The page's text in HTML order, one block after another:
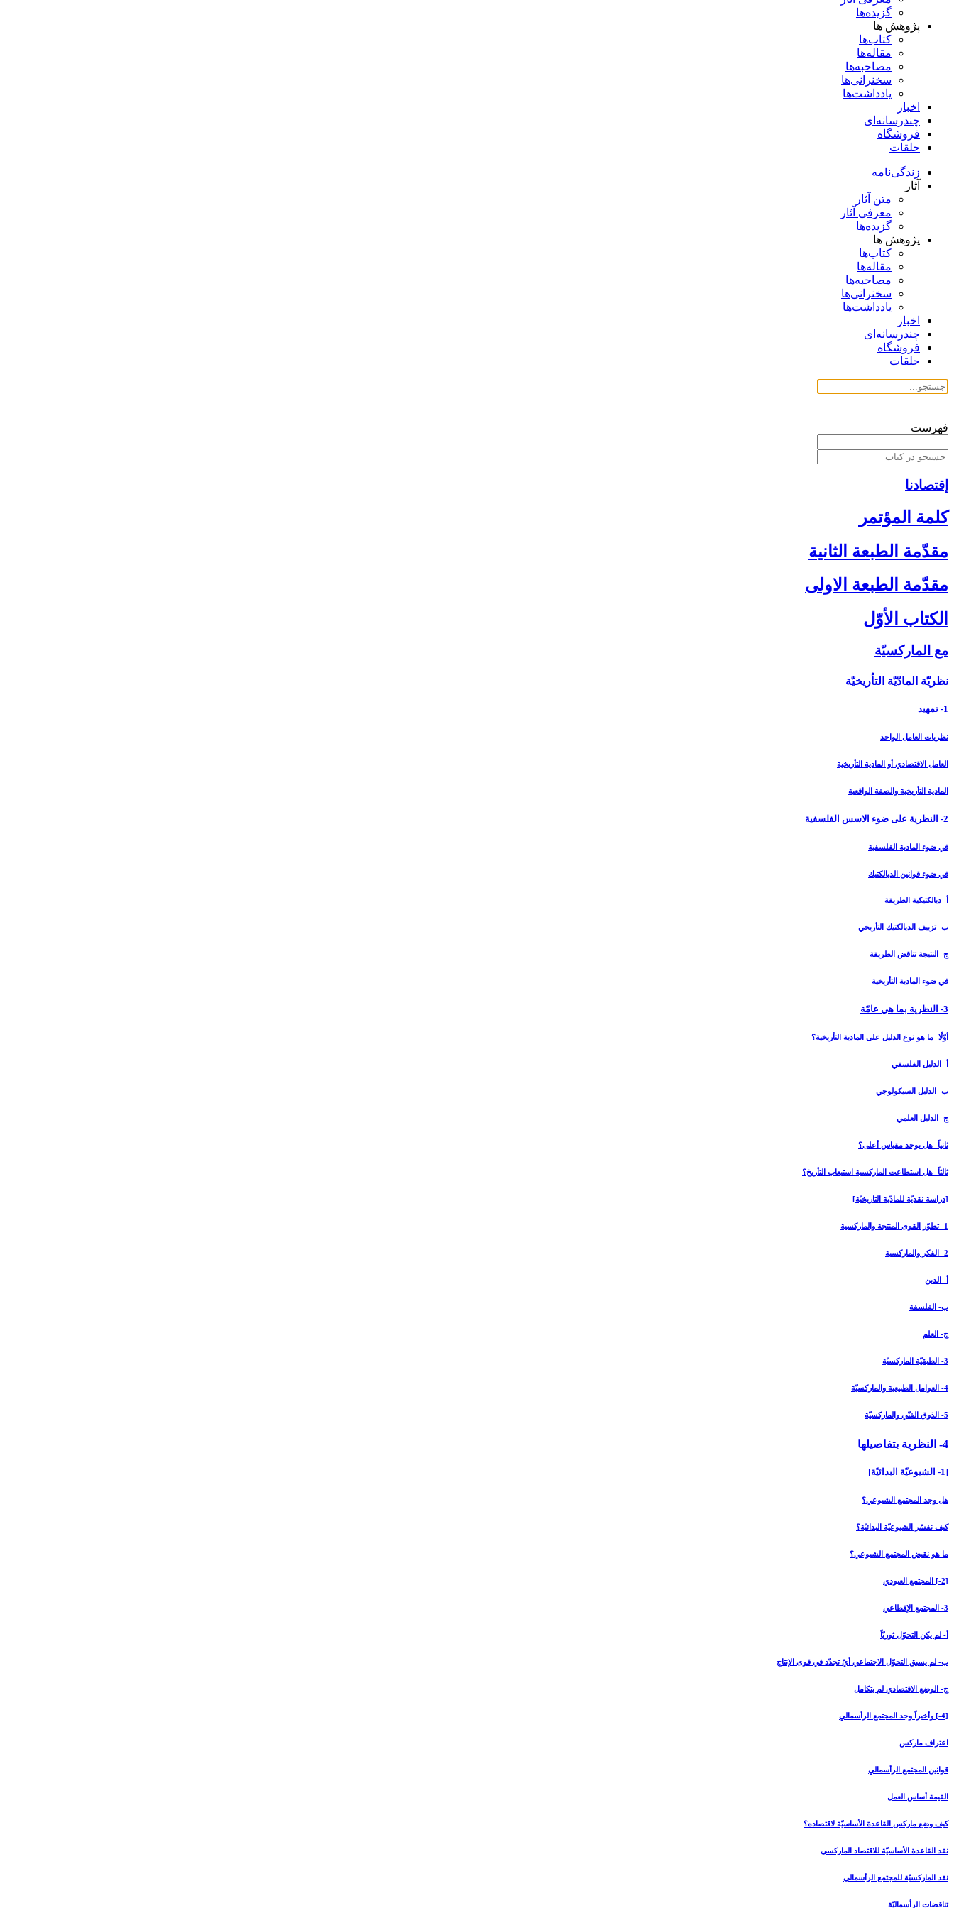
گزیده‌ها
پژوهش ها
کتاب‌ها
مقاله‌ها
مصاحبه‌ها
سخنرانی‌ها
یادداشت‌ها
اخبار
چندرسانه‌ای
فروشگاه
حلقات
زندگی‌نامه
آثار
متن آثار
معرفی آثار
گزیده‌ها
پژوهش ها
کتاب‌ها
مقاله‌ها
مصاحبه‌ها
سخنرانی‌ها
یادداشت‌ها
اخبار
چندرسانه‌ای
فروشگاه
حلقات
فهرست
إقتصادنا
كلمة المؤتمر
مقدّمة الطبعة الثانية
مقدّمة الطبعة الاولى‏
الكتاب الأوّل‏
مع الماركسيّة
نظريّة المادّيّة التأريخيّة
1- تمهيد
نظريات العامل الواحد
العامل الاقتصادي أو المادية التأريخية
المادية التأريخية والصفة الواقعية
2- النظرية على ضوء الاسس الفلسفية
في ضوء المادية الفلسفية
في ضوء قوانين الديالكتيك
أ- ديالكتيكية الطريقة
ب- تزييف الديالكتيك التأريخي
ج- النتيجة تناقض الطريقة
في ضوء المادية التأريخية
3- النظرية بما هي عامّة
أوّلًا- ما هو نوع الدليل على المادية التأريخية؟
أ- الدليل الفلسفي
ب- الدليل السيكولوجي
ج- الدليل العلمي
ثانياً- هل يوجد مقياس أعلى؟
ثالثاً- هل استطاعت الماركسية استيعاب التأريخ؟
[دراسة نقديّة للمادّية التاريخيّة]
1- تطوّر القوى المنتجة والماركسية
2- الفكر والماركسية
أ- الدين
ب- الفلسفة
ج- العلم
3- الطبقيّة الماركسيّة
4- العوامل الطبيعية والماركسيّة
5- الذوق الفنّي والماركسيّة
4- النظرية بتفاصيلها
[1- الشيوعيّة البدائيّة]
هل وجد المجتمع الشيوعي؟
كيف نفسّر الشيوعيّة البدائيّة؟
ما هو نقيض المجتمع الشيوعي؟
[2-] المجتمع العبودي‏
3- المجتمع الإقطاعي‏
أ- لم يكن التحوّل ثوريّاً
ب- لم يسبق التحوّل الاجتماعي أيّ تجدّد في قوى الإنتاج
ج- الوضع الاقتصادي لم يتكامل
[4-] وأخيراً وجد المجتمع الرأسمالي‏
اعتراف ماركس
قوانين المجتمع الرأسمالي
القيمة أساس العمل
كيف وضع ماركس القاعدة الأساسيّة لاقتصاده؟
نقد القاعدة الأساسيّة للاقتصاد الماركسي
نقد الماركسيّة للمجتمع الرأسمالي
تناقضات الرأسماليّة